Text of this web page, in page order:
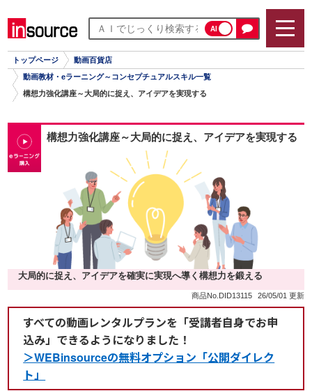
AI
トップページ
動画百貨店
動画教材・eラーニング～コンセプチュアルスキル一覧
構想力強化講座～大局的に捉え、アイデアを実現する
構想力強化講座～大局的に捉え、アイデアを実現する
大局的に捉え、アイデアを確実に実現へ導く構想力を鍛える
商品No.DID13115 26/05/01 更新
すべての動画レンタルプランを「受講者自身でお申
込み」できるようになりました！
＞WEBinsourceの無料オプション「公開ダイレク
ト」